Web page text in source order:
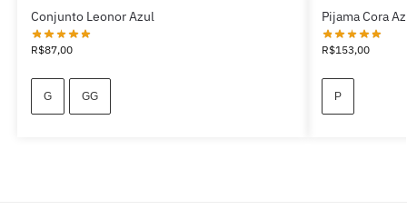
Conjunto Leonor Azul
R$87,00
G GG
Pijama Cora
R$153,00
P